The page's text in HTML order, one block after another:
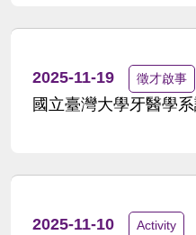
2025-11-19 徵才啟事
國立臺灣大學牙醫學
2025-11-10 Activity